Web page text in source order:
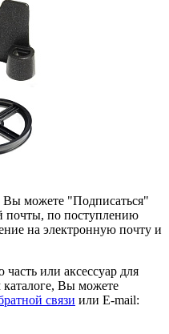
Вы можете "Подписаться"
почты, по поступлению
на электронную почту и
или аксессуар для
Вы можете
связи или E-mail: